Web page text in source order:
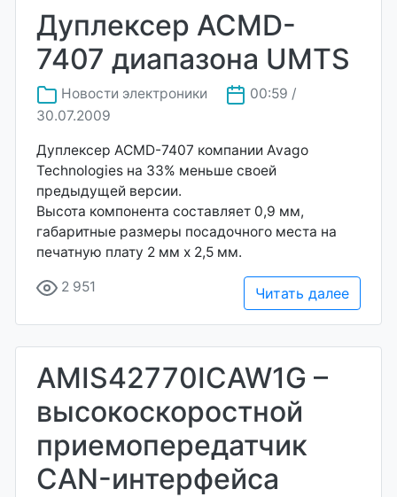
Дуплексер ACMD-
7407 диапазона UMTS
Новости электроники
00:59 /
30.07.2009
Дуплексер ACMD-7407 компании Avago
Technologies на 33% меньше своей
предыдущей версии.
Высота компонента составляет 0,9 мм,
габаритные размеры посадочного места на
печатную плату 2 мм х 2,5 мм.
2 951 Читать далее
AMIS42770ICAW1G –
высокоскоростной
приемопередатчик
CAN-интерфейса